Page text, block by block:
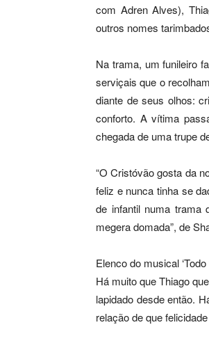
com Adren Alves),
outros nomes
Na trama, um funileiro
serviçais que o
diante de seus olhos:
conforto. A vítima
chegada de uma trupe
“O Cristóvão gosta da
feliz e nunca tinha se
de infantil numa trama
megera domada”, de
Elenco do musical
Há muito que Thiago
lapidado desde então.
relação de que